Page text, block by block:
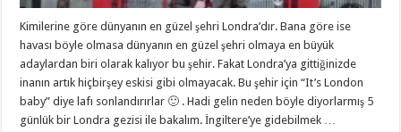
Kimilerine göre dünyanın en güzel şehri Londra’dır. Bana göre ise
havası böyle olmasa dünyanın en güzel şehri olmaya en büyük
adaylardan biri olarak kalıyor bu şehir. Fakat Londra’ya gittiğinizde
inanın artık hiçbirşey eskisi gibi olmayacak. Bu şehir için “It’s London
baby” diye lafı sonlandırırlar 🙂 . Hadi gelin neden böyle diyorlarmış 5
günlük bir Londra gezisi ile bakalım. İngiltere’ye gidebilmek …